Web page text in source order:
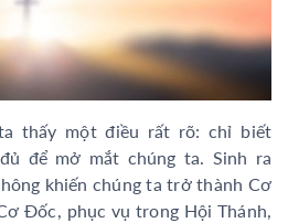
thấy một điều rất rõ: chỉ biết
để mở mắt chúng ta. Sinh ra
khiến chúng ta trở thành Cơ
Đốc, phục vụ trong Hội Thánh,